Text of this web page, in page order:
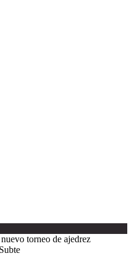
torneo de ajedrez